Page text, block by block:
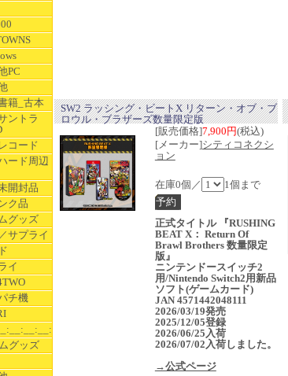
PC
籍_古本
ントラ
コード
ード周辺
開封品
ク品
グッズ
サプライ
イ
チ機
グッズ
SW2 ラッシング・ビートX リターン・オブ・ブ
ロウル・ブラザーズ数量限定版
[販売価格]7,900円(税込)
[メーカー]シティコネクシ
ョン
在庫0個／ 1個まで
正式タイトル 『RUSHING
BEAT X： Return Of
Brawl Brothers 数量限定
版』
ニンテンドースイッチ2
用/Nintendo Switch2用新品
ソフト(ゲームカード)
JAN 4571442048111
2026/03/19発売
2025/12/05登録
2026/06/25入荷
2026/07/02入荷しました。
→公式ページ